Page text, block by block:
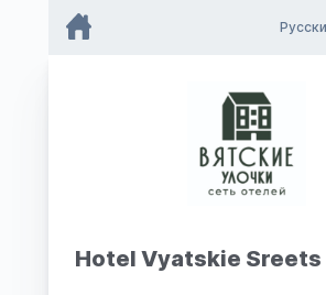
Hotel Vyatskie Sreets